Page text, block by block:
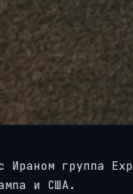
Ираном группа
и США.